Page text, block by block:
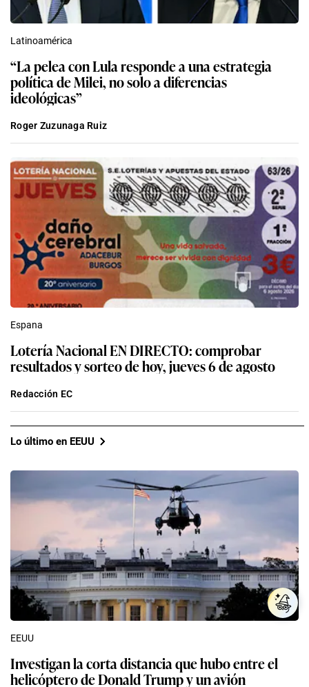
Latinoamérica
“La pelea con Lula responde a una estrategia
política de Milei, no solo a diferencias
ideológicas”
Roger Zuzunaga Ruiz
Espana
Lotería Nacional EN DIRECTO: comprobar
resultados y sorteo de hoy, jueves 6 de agosto
Redacción EC
Lo último en EEUU
EEUU
Investigan la corta distancia que hubo entre el
helicóptero de Donald Trump y un avión